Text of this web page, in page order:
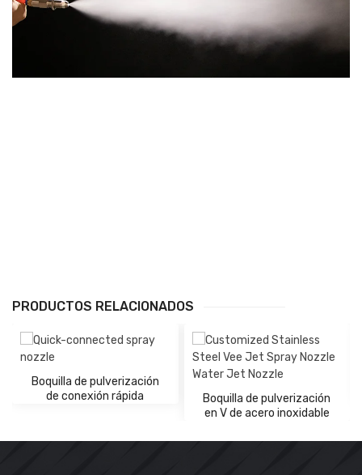
PRODUCTOS RELACIONADOS
Boquilla de pulverización
de conexión rápida
Boquilla de pulverización
en V de acero inoxidable
chorro de agua